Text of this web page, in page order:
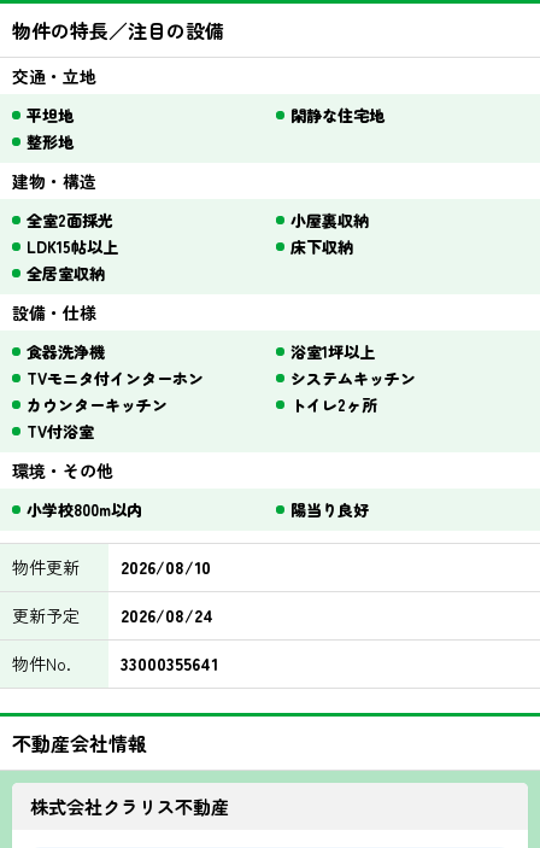
物件の特長／注目の設備
交通・立地
平坦地
閑静な住宅地
整形地
建物・構造
全室2面採光
小屋裏収納
LDK15帖以上
床下収納
全居室収納
設備・仕様
食器洗浄機
浴室1坪以上
TVモニタ付インターホン
システムキッチン
カウンターキッチン
トイレ2ヶ所
TV付浴室
環境・その他
小学校800m以内 陽当り良好
物件更新
2026/08/10
更新予定
2026/08/24
物件No.
33000355641
不動産会社情報
株式会社クラリス不動産